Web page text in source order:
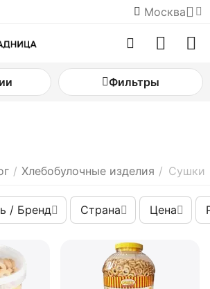
Москва
Фильтры
/ Хлебобулочные изделия / Сушки
/ Бренд Страна Цена